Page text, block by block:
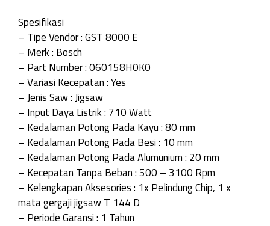
Spesifikasi
– Tipe Vendor : GST 8000 E
– Merk : Bosch
– Part Number : 060158H0K0
– Variasi Kecepatan : Yes
– Jenis Saw : Jigsaw
– Input Daya Listrik : 710 Watt
– Kedalaman Potong Pada Kayu : 80 mm
– Kedalaman Potong Pada Besi : 10 mm
– Kedalaman Potong Pada Alumunium : 20 mm
– Kecepatan Tanpa Beban : 500 – 3100 Rpm
– Kelengkapan Aksesories : 1x Pelindung Chip, 1 x
mata gergaji jigsaw T 144 D
– Periode Garansi : 1 Tahun